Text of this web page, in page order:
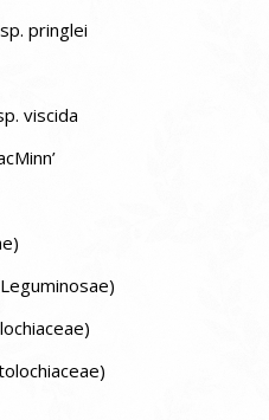
pringlei
viscida
MacMinn’